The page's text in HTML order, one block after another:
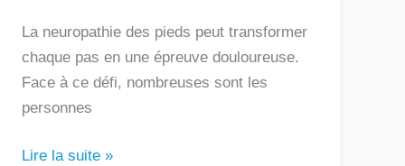
La neuropathie des pieds peut transformer
chaque pas en une épreuve douloureuse.
Face à ce défi, nombreuses sont les
personnes
Lire la suite »